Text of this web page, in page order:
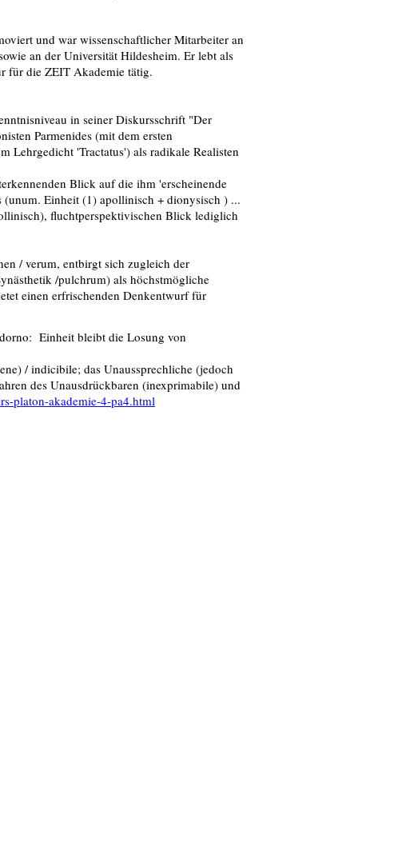
und war wissenschaftlicher Mitarbeiter an
an der Universität Hildesheim. Er lebt als
für die ZEIT Akademie tätig.
in seiner Diskursschrift "Der
Parmenides (mit dem ersten
Lehrgedicht 'Tractatus') als radikale Realisten
Blick auf die ihm 'erscheinende
Einheit (1) apollinisch + dionysisch ) ...
fluchtperspektivischen Blick lediglich
/ verum, entbirgt sich zugleich der
/pulchrum) als höchstmögliche
einen erfrischenden Denkentwurf für
Einheit bleibt die Losung von
/ indicibile; das Unaussprechliche (jedoch
des Unausdrückbaren (inexprimabile) und
platon-akademie-4-pa4.html